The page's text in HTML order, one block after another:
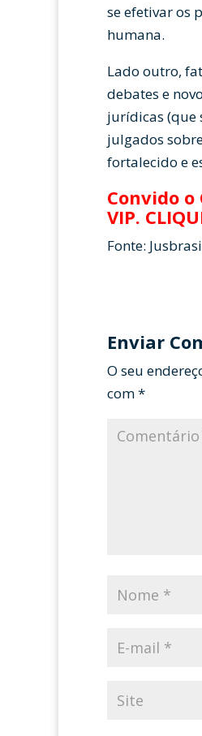
se efetivar os
humana.
Lado outro,
debates e
jurídicas (que
julgados
fortalecido e
Convido
VIP.
Fonte:
Enviar
O seu
com*